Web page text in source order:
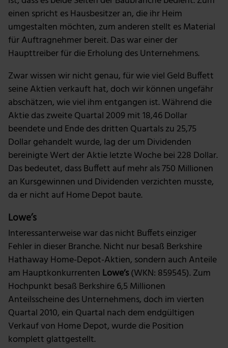
zu können und die Zugriffe auf unsere Website zu
analysieren. Außerdem geben wir Informationen zu
deiner Verwendung unserer Website an unsere Partner
für soziale Medien, Werbung und Analysen weiter.
möglicherweise mit weiteren Daten zusammen, die du
ihnen bereitgestellt hast oder die sie im Rahmen deiner
Nutzung der Dienste gesammelt haben.
einen spricht es Hausbesitzer an, die ihr Heim
umgestalten möchten, zum anderen stellt es Material
für Auftragnehmer bereit. Das war einer der
Haupttreiber für die Erholung des Unternehmens.
Zwar wissen wir nicht genau, für wie viel Geld Buffett
seine Aktien verkauft hat, doch wir können ungefähr
abschätzen, wie viel ihm entgangen ist. Während die
Aktie das zweite Quartal 2009 mit 18,46 Dollar
beendete und Ende des dritten Quartals zu 25,75
Dollar gehandelt wurde, lag der um Dividenden
bereinigte Wert der Aktie letzte Woche bei 228 Dollar.
Das bedeutet, dass Buffett auf mehr als 750 Millionen
an Kursgewinnen und Dividenden verzichten musste,
da er nicht auf Home Depot baute.
Lowe’s
Interessanterweise war das nicht Buffets einziger
Fehler in dieser Branche. Nicht nur besaß Berkshire
Hathaway Home-Depot-Aktien, sondern auch Anteile
am Hauptkonkurrenten Lowe’s(WKN: 859545). Zum
Hochpunkt besaß Berkshire 6,5 Millionen
Anteilsscheine des Unternehmens, doch im vierten
Quartal 2010, ein Quartal nach dem endgültigen
Verkauf von Home Depot, wurde die Position
komplett glattgestellt.